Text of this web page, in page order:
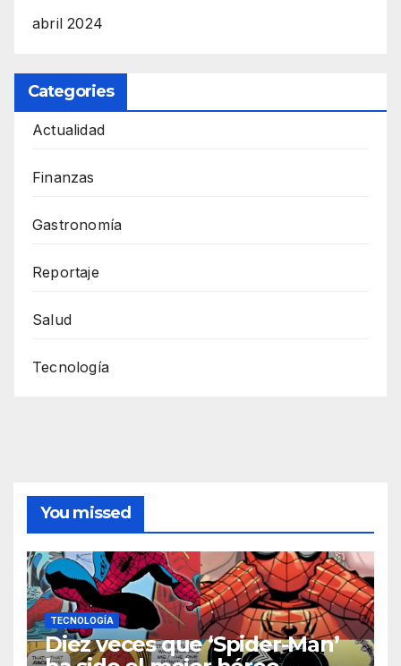
abril 2024
Categories
Actualidad
Finanzas
Gastronomía
Reportaje
Salud
Tecnología
You missed
TECNOLOGÍA
Diez veces que ‘Spider-Man’